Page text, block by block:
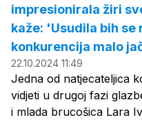
impresionirala žiri
kaže: 'Usudila bih se
konkurencija malo
22.10.2024 11:49
Jedna od natjecateljica
vidjeti u drugoj fazi
i mlada brucošica Lara